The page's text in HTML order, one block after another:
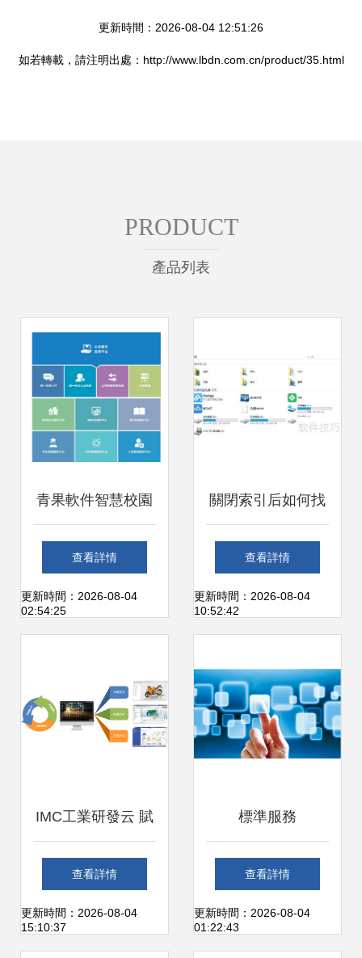
更新時間：2026-08-04 12:51:26
如若轉載，請注明出處：http://www.lbdn.com.cn/product/35.html
PRODUCT
產品列表
青果軟件智慧校園
查看詳情
更新時間：2026-08-04
02:54:25
關閉索引后如何找
回文件 多種實用方
法詳解
查看詳情
更新時間：2026-08-04
10:52:42
IMC工業研發云 賦
能制造業數字化轉
型的應用軟件服務
查看詳情
更新時間：2026-08-04
15:10:37
標準服務
查看詳情
更新時間：2026-08-04
01:22:43